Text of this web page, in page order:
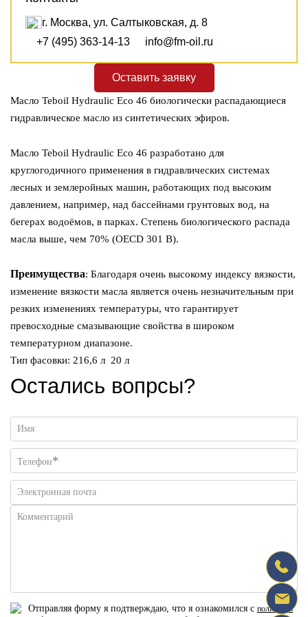
г. Москва, ул. Салтыковская, д. 8
+7 (495) 363-14-13
info@fm-oil.ru
Оставить заявку
Масло Teboil Hydraulic Eco 46 биологически распадающиеся
гидравлическое масло из синтетических эфиров.
Масло Teboil Hydraulic Eco 46 разработано для
круглогодичного применения в гидравлических системах
лесных и землеройных машин, работающих под высоким
давлением, например, над бассейнами грунтовых вод, на
бегерах водоёмов, в парках. Степень биологического распада
масла выше, чем 70% (OECD 301 B).
Преимущества: Благодаря очень высокому индексу вязкости,
изменение вязкости масла является очень незначительным при
резких изменениях температуры, что гарантирует
превосходные смазывающие свойства в широком
температурном диапазоне.
Тип фасовки: 216,6 л 20 л
Остались вопрсы?
Имя
Телефон*
Электронная почта
Комментарий
Отправляя форму я подтверждаю, что я ознакомился с политикой